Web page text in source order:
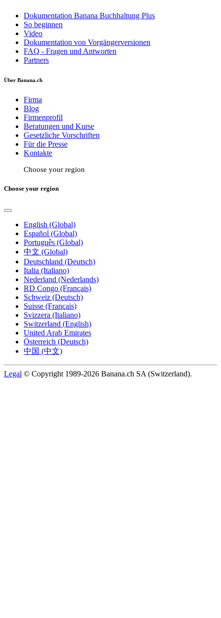
Dokumentation Banana Buchhaltung Plus
So beginnen
Video
Dokumentation von Vorgängerversionen
FAQ - Fragen und Antworten
Partners
Über Banana.ch
Firma
Blog
Firmenprofil
Beratungen und Kurse
Gesetzliche Vorschriften
Für die Presse
Kontakte
Choose your region
Choose your region
English (Global)
Español (Global)
Português (Global)
中文 (Global)
Deutschland (Deutsch)
Italia (Italiano)
Nederland (Nederlands)
RD Congo (Français)
Schweiz (Deutsch)
Suisse (Français)
Svizzera (Italiano)
Switzerland (English)
United Arab Emirates
Österreich (Deutsch)
中国 (中文)
Legal © Copyright 1989-2026 Banana.ch SA (Switzerland).